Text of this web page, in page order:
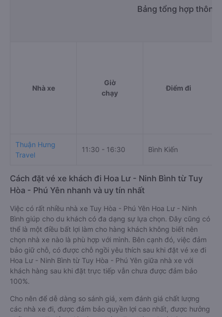
Bảng tổng hợp thông
Nhà xe
Giờ
chạy
Điểm đi
Thuận Hưng
Travel
11:30 - 16:30 Bình Kiến
Cách đặt vé xe khách đi Hoa Lư - Ninh Bình từ Tuy
Hòa - Phú Yên nhanh và uy tín nhất
Việc có rất nhiều nhà xe Tuy Hòa - Phú Yên Hoa Lư - Ninh
Bình giúp cho du khách có đa dạng sự lựa chọn. Đây cũng có
thể là một điều bất lợi làm cho hàng khách không biết nên
chọn nhà xe nào là phù hợp với mình. Bên cạnh đó, việc đảm
bảo giữ chỗ, có được chỗ ngồi yêu thích sau khi đặt vé xe đi
Hoa Lư - Ninh Bình từ Tuy Hòa - Phú Yên giữa nhà xe với
khách hàng sau khi đặt trực tiếp vẫn chưa được đảm bảo
100%.
Cho nên để dễ dàng so sánh giá, xem đánh giá chất lượng
các nhà xe đi, được đảm bảo quyền lợi cao nhất, được hưởng